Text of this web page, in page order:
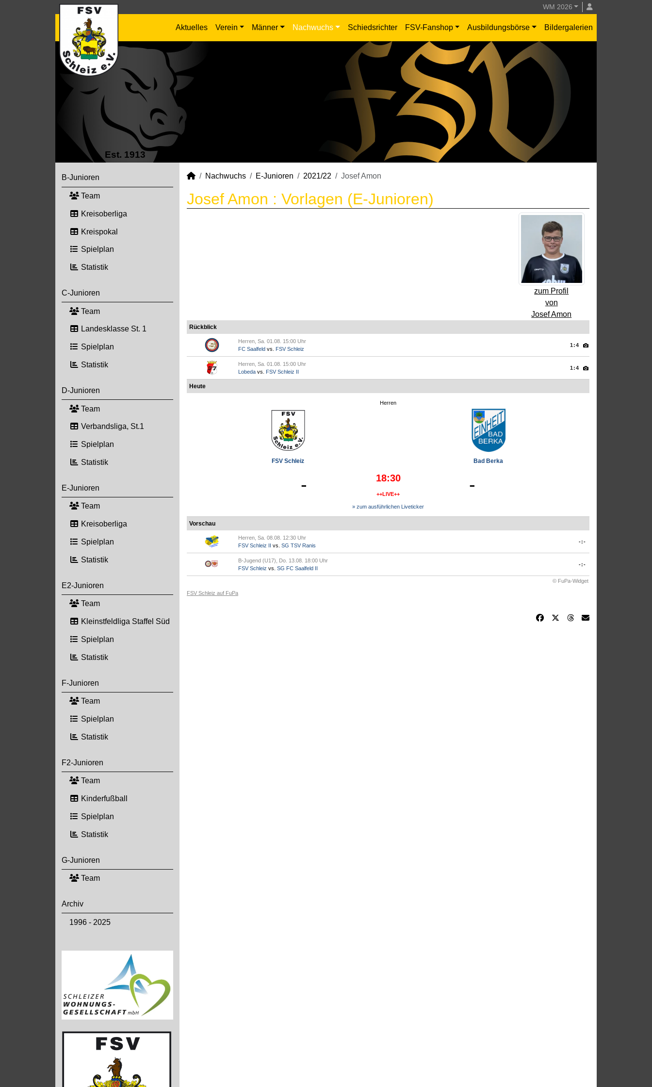
WM 2026
Aktuelles Verein Männer Nachwuchs Schiedsrichter FSV-Fanshop Ausbildungsbörse Bildergalerien
Est. 1913
B-Junioren
Team
Kreisoberliga
Kreispokal
Spielplan
Statistik
C-Junioren
Team
Landesklasse St. 1
Spielplan
Statistik
D-Junioren
Team
Verbandsliga, St.1
Spielplan
Statistik
E-Junioren
Team
Kreisoberliga
Spielplan
Statistik
E2-Junioren
Team
Kleinstfeldliga Staffel Süd
Spielplan
Statistik
F-Junioren
Team
Spielplan
Statistik
F2-Junioren
Team
Kinderfußball
Spielplan
Statistik
G-Junioren
Team
Archiv
1996 - 2025
Nachwuchs E-Junioren 2021/22 Josef Amon
Josef Amon : Vorlagen (E-Junioren)
zum Profil
von
Josef Amon
Rückblick
Herren, Sa. 01.08. 15:00 Uhr
FC Saalfeld vs. FSV Schleiz
1:4
Herren, Sa. 01.08. 15:00 Uhr
Lobeda vs. FSV Schleiz II
1:4
Heute
Herren
FSV Schleiz Bad Berka
- 18:30
++LIVE++ -
» zum ausführlichen Liveticker
Vorschau
Herren, Sa. 08.08. 12:30 Uhr
FSV Schleiz II vs. SG TSV Ranis
-:-
B-Jugend (U17), Do. 13.08. 18:00 Uhr
FSV Schleiz vs. SG FC Saalfeld II
-:-
© FuPa-Widget
FSV Schleiz auf FuPa